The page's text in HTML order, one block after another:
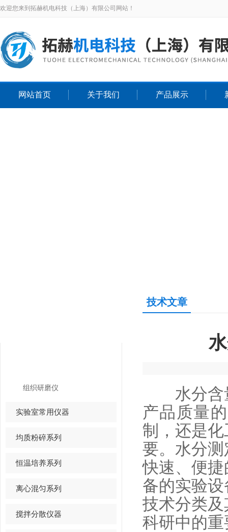
欢迎您来到拓赫机电科技（上海）有限公司网站！
网站首页 关于我们 产品展示
组织研磨仪
实验室常用仪器
均质粉碎系列
恒温培养系列
离心混匀系列
搅拌分散仪器
技术文章
水分含量
产品质量
制，还是
要。水分
快速、便
备的实验
技术分类
科研中的